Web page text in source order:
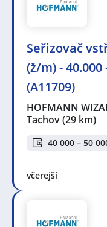
Seřizovač
(ž/m) -
(A11709)
HOFMANN
Tachov(29 km)
40 000 – 50
včerejší